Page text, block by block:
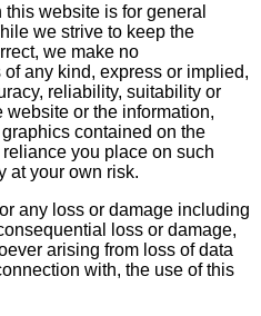
website is for general
we strive to keep the
we make no
any kind, express or implied,
reliability, suitability or
or the information,
contained on the
you place on such
at your own risk.
any loss or damage including
loss or damage,
arising from loss of data
with, the use of this